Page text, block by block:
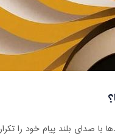
صدای بلند پیام خود را